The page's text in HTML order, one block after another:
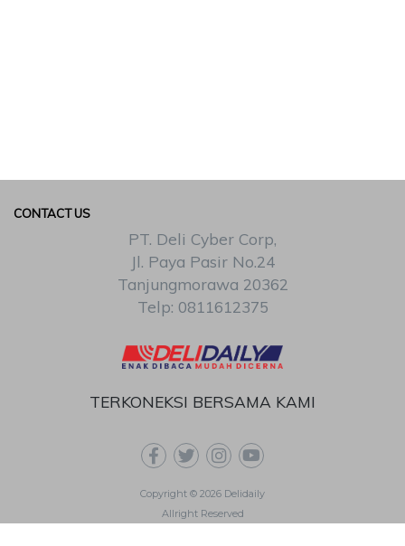
TERKONEKSI BERSAMA KAMI
Copyright © 2026 Delidaily
Allright Reserved
CONTACT US
PT. Deli Cyber Corp,
Jl. Paya Pasir No.24
Tanjungmorawa 20362
Telp: 0811612375